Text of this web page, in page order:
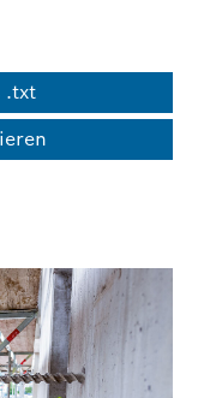
.txt